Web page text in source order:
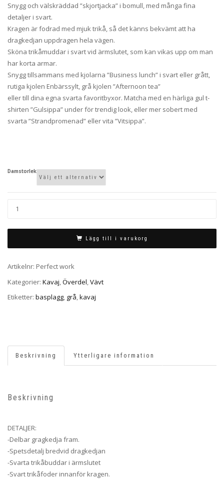
Snygg och välskräddad ”skjortjacka” i bomull, med många fina
detaljer i svart.
Kragen är fodrad med mjuk trikå, så det känns bekvämt att ha
dragkedjan uppdragen hela vägen.
Sköna trikåmuddar i svart vid ärmslutet, som kan vikas upp om man
har korta armar.
Snygg tillsammans med kjolarna ”Business lunch” i svart eller grått,
rutiga kjolen Enbärssylt, grå kjolen ”Afternoon tea”
eller till dina egna svarta favoritbyxor. Matcha med en härliga gul t-
shirten ”Gulsippa” under för trendig look, eller mer sobert med
svarta ”Strandpromenad” eller vita ”Vitsippa”.
Damstorlek
Lägg till i varukorg
Artikelnr: Perfect work
Kategorier: Kavaj Överdel Vävt
Etiketter: basplagg, grå,kavaj
Beskrivning Ytterligare information
Beskrivning
DETALJER:
-Delbar gragkedja fram.
-Spetsdetalj bredvid dragkedjan
-Svarta trikåbuddar i ärmslutet
-Svart trikåfoder innanför kragen.